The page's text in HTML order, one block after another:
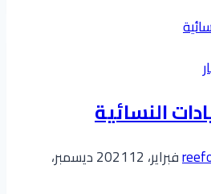
النسائية
12 ديسمبر،